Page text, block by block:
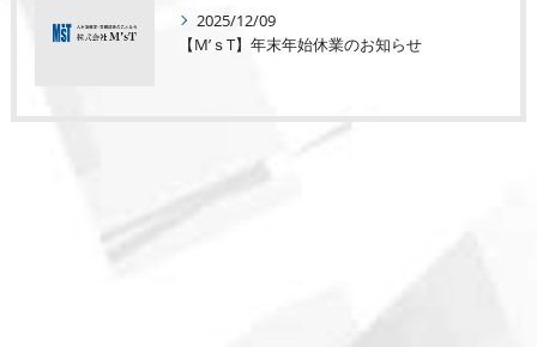
2025/12/09
【M’ｓT】年末年始休業のお知らせ